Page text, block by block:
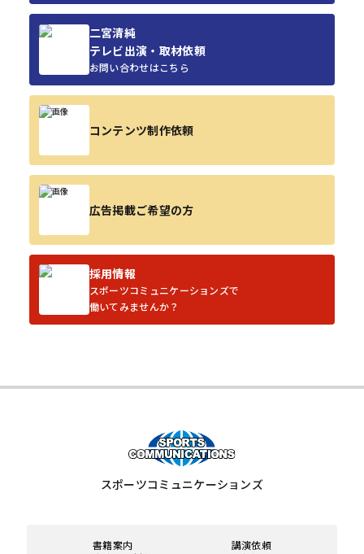
二宮清純
テレビ出演・取材依頼
お問い合わせはこちら
コンテンツ制作依頼
広告掲載ご希望の方
採用情報
スポーツコミュニケーションズで
働いてみませんか？
スポーツコミュニケーションズ
書籍案内
講演依頼